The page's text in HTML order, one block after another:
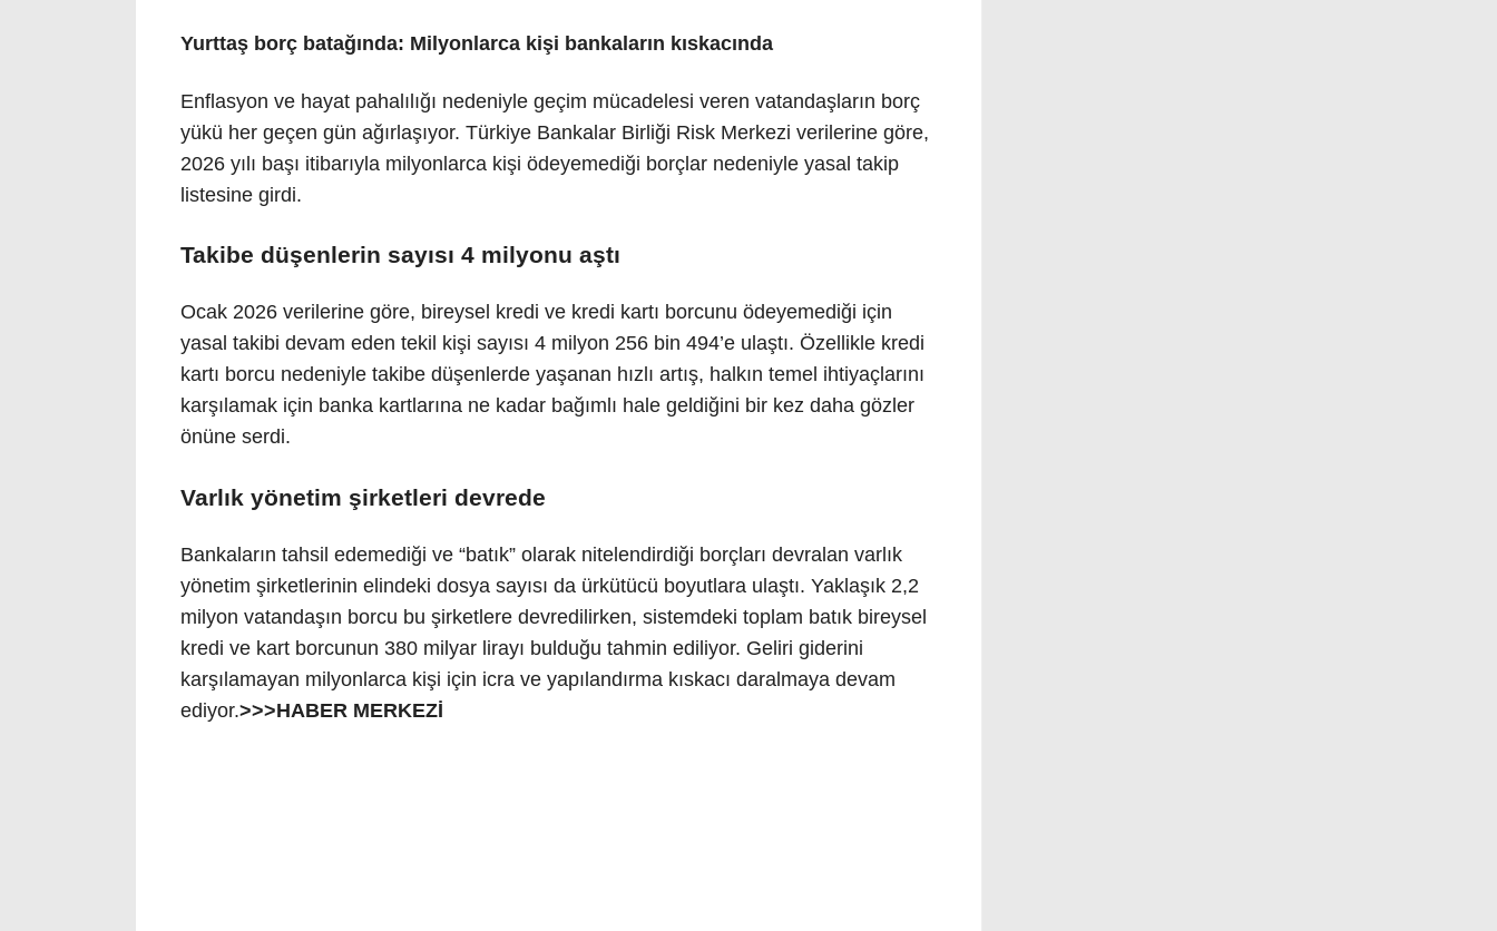
Yurttaş borç batağında: Milyonlarca kişi bankaların kıskacında
Enflasyon ve hayat pahalılığı nedeniyle geçim mücadelesi veren vatandaşların borç
yükü her geçen gün ağırlaşıyor. Türkiye Bankalar Birliği Risk Merkezi verilerine göre,
2026 yılı başı itibarıyla milyonlarca kişi ödeyemediği borçlar nedeniyle yasal takip
listesine girdi.
Takibe düşenlerin sayısı 4 milyonu aştı
Ocak 2026 verilerine göre, bireysel kredi ve kredi kartı borcunu ödeyemediği için
yasal takibi devam eden tekil kişi sayısı 4 milyon 256 bin 494’e ulaştı. Özellikle kredi
kartı borcu nedeniyle takibe düşenlerde yaşanan hızlı artış, halkın temel ihtiyaçlarını
karşılamak için banka kartlarına ne kadar bağımlı hale geldiğini bir kez daha gözler
önüne serdi.
Varlık yönetim şirketleri devrede
Bankaların tahsil edemediği ve “batık” olarak nitelendirdiği borçları devralan varlık
yönetim şirketlerinin elindeki dosya sayısı da ürkütücü boyutlara ulaştı. Yaklaşık 2,2
milyon vatandaşın borcu bu şirketlere devredilirken, sistemdeki toplam batık bireysel
kredi ve kart borcunun 380 milyar lirayı bulduğu tahmin ediliyor. Geliri giderini
karşılamayan milyonlarca kişi için icra ve yapılandırma kıskacı daralmaya devam
ediyor.>>>HABER MERKEZİ